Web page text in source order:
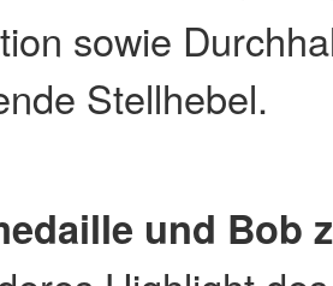
sowie
Stellhebel.
und Bob